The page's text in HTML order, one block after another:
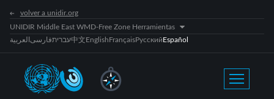
volver a unidir.org
UNIDIR Middle East WMD-Free Zone Herramientas
العربية فارسیעברית中文EnglishFrançaisРусскийEspañol